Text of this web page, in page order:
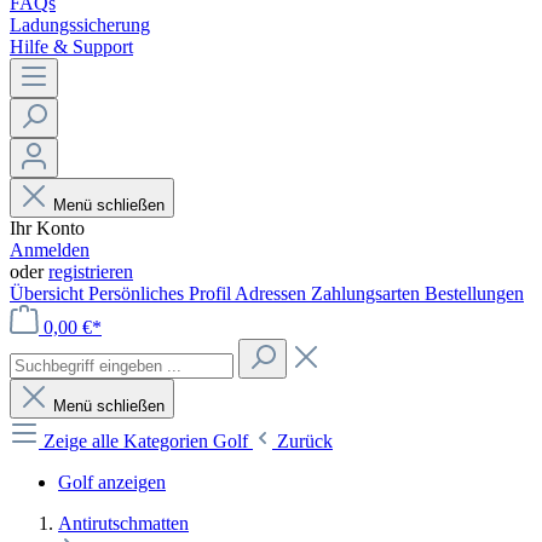
Ladungssicherung
Hilfe & Support
Menü schließen
Ihr Konto
Anmelden
oderregistrieren
Übersicht Persönliches Profil Adressen Zahlungsarten Bestellungen
0,00 €*
Menü schließen
Zeige alle Kategorien Golf
Zurück
Golf anzeigen
Antirutschmatten